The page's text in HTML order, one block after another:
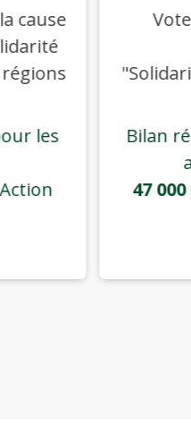
cause
les
Bilan
47 000